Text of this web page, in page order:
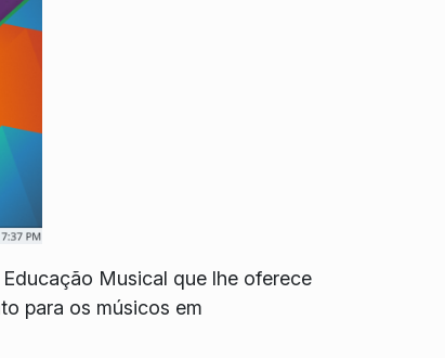
Musical que lhe oferece
para os músicos em